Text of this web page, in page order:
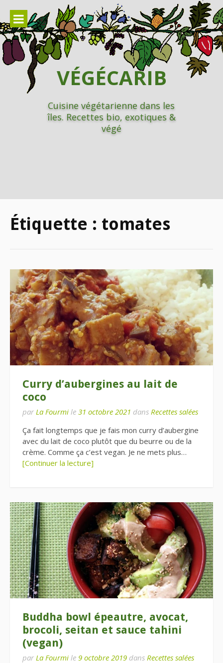
contenu
VÉGÉCARIB
Cuisine végétarienne dans les
îles. Recettes bio, exotiques &
végé
Étiquette : tomates
Curry d’aubergines au lait de
coco
par La Fourmi le 31 octobre 2021 dans Recettes salées
Ça fait longtemps que je fais mon curry d’aubergine
avec du lait de coco plutôt que du beurre ou de la
crème. Comme ça c’est vegan. Je ne mets plus…
[Continuer la lecture]
Buddha bowl épeautre, avocat,
brocoli, seitan et sauce tahini
(vegan)
par La Fourmi le 9 octobre 2019 dans Recettes salées